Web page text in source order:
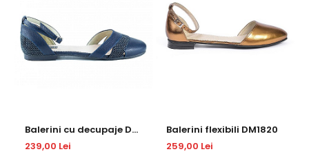
Balerini cu decupaje DM
2031
239,00 Lei
Balerini flexibili DM1820
259,00 Lei